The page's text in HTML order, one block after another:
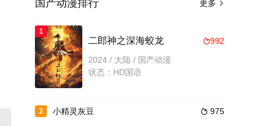
更多 
国产动漫排行
1
992
二郎神之深海蛟龙
2024 / 大陆 / 国产动漫
状态：HD国语
2  975
小精灵灰豆